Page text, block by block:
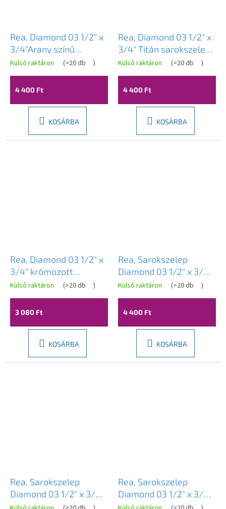
Rea, Diamond 03 1/2" x
3/4"Arany színű
sarokszelep, REA-03617
Külső raktáron (>20 db )
4 400 Ft
KOSÁRBA
Rea, Diamond 03 1/2" x
3/4" Titán sarokszelep,
REA-03620
Külső raktáron (>20 db )
4 400 Ft
KOSÁRBA
Rea, Diamond 03 1/2" x
3/4" krómozott
sarokszelep, REA-03616
Külső raktáron (>20 db )
3 080 Ft
KOSÁRBA
Rea, Sarokszelep
Diamond 03 1/2" x 3/4"
Kefés nikkel, REA-03621
Külső raktáron (>20 db )
4 400 Ft
KOSÁRBA
Rea, Sarokszelep
Diamond 03 1/2" x 3/4"
Kefés Arany, REA-03618
Rea, Sarokszelep
Diamond 03 1/2" x 3/4"
Kefés réz, REA-03619